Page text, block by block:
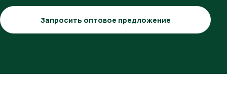
Запросить оптовое предложение